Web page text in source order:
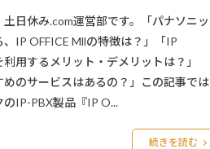
土日休み.com運営部です。「パナソニッ
、IP OFFICE Mllの特徴は？」「IP
利用するメリット・デメリットは？」
めのサービスはあるの？」この記事では
のIP-PBX製品『IP O...
続きを読む